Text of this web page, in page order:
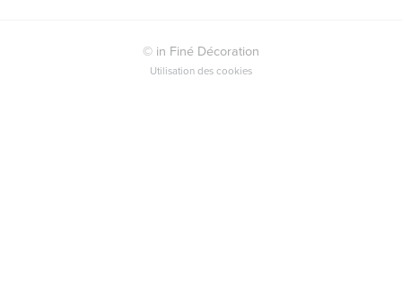
© in Finé Décoration
Utilisation des cookies